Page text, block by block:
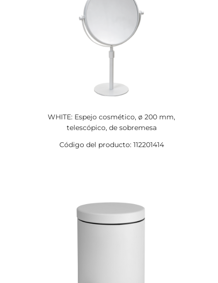
WHITE: Espejo cosmético, ø 200 mm,
telescópico, de sobremesa
Código del producto: 112201414